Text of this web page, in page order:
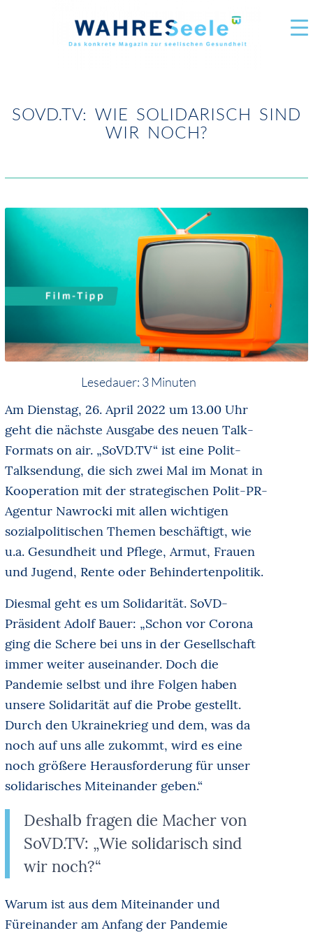
SOVD.TV: WIE SOLIDARISCH SIND
WIR NOCH?
Lesedauer: 3Minuten
Am Dienstag, 26. April 2022 um 13.00 Uhr
geht die nächste Ausgabe des neuen Talk-
Formats on air. „SoVD.TV“ ist eine Polit-
Talksendung, die sich zwei Mal im Monat in
Kooperation mit der strategischen Polit-PR-
Agentur Nawrocki mit allen wichtigen
sozialpolitischen Themen beschäftigt, wie
u.a. Gesundheit und Pflege, Armut, Frauen
und Jugend, Rente oder Behindertenpolitik.
Diesmal geht es um Solidarität. SoVD-
Präsident Adolf Bauer: „Schon vor Corona
ging die Schere bei uns in der Gesellschaft
immer weiter auseinander. Doch die
Pandemie selbst und ihre Folgen haben
unsere Solidarität auf die Probe gestellt.
Durch den Ukrainekrieg und dem, was da
noch auf uns alle zukommt, wird es eine
noch größere Herausforderung für unser
solidarisches Miteinander geben.“
Deshalb fragen die Macher von
SoVD.TV: „Wie solidarisch sind
wir noch?“
Warum ist aus dem Miteinander und
Füreinander am Anfang der Pandemie